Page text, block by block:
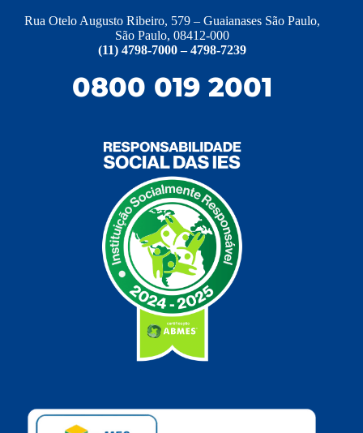
Rua Otelo Augusto Ribeiro, 579 – Guaianases São Paulo,
São Paulo, 08412-000
(11) 4798-7000 – 4798-7239
0800 019 2001